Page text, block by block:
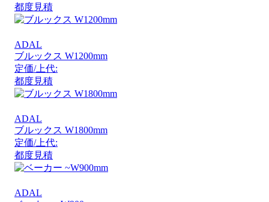
都度見積
ADAL
ブルックス W1200mm
定価/上代:
都度見積
ADAL
ブルックス W1800mm
定価/上代:
都度見積
ADAL